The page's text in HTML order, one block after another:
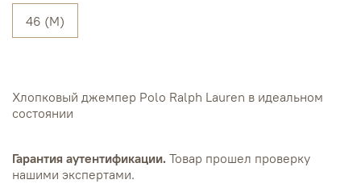
46 (M)
Хлопковый джемпер Polo Ralph Lauren в идеальном
состоянии
Гарантия аутентификации. Товар прошел проверку
нашими экспертами.